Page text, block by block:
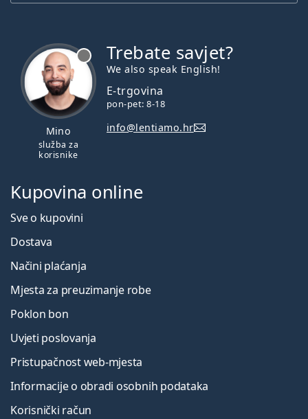
Mino
služba za
korisnike
Trebate savjet?
We also speak English!
E-trgovina
pon-pet: 8-18
info@lentiamo.hr
Kupovina online
Sve o kupovini
Dostava
Načini plaćanja
Mjesta za preuzimanje robe
Poklon bon
Uvjeti poslovanja
Pristupačnost web-mjesta
Informacije o obradi osobnih podataka
Korisnički račun